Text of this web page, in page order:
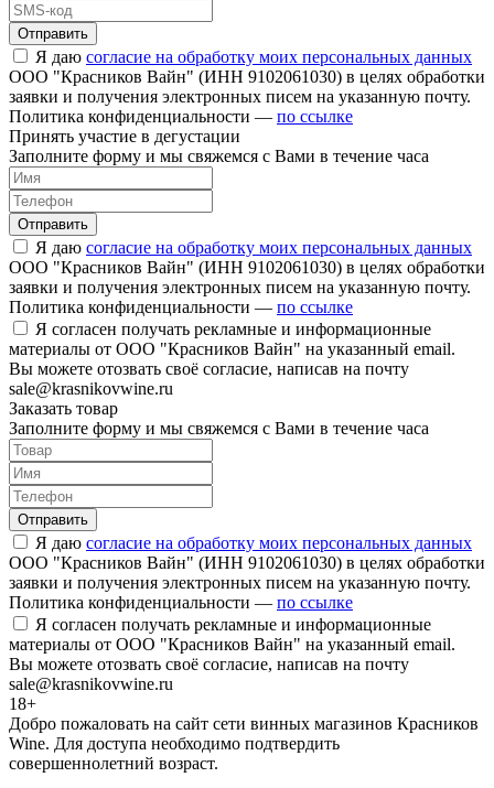
Отправить
Я даю согласие на обработку моих персональных данных
ООО "Красников Вайн" (ИНН 9102061030) в целях обработки
заявки и получения электронных писем на указанную почту.
Политика конфиденциальности — по ссылке
Принять участие в дегустации
Заполните форму и мы свяжемся с Вами в течение часа
Отправить
Я даю согласие на обработку моих персональных данных
ООО "Красников Вайн" (ИНН 9102061030) в целях обработки
заявки и получения электронных писем на указанную почту.
Политика конфиденциальности — по ссылке
Я согласен получать рекламные и информационные
материалы от ООО "Красников Вайн" на указанный email.
Вы можете отозвать своё согласие, написав на почту
sale@krasnikovwine.ru
Заказать товар
Заполните форму и мы свяжемся с Вами в течение часа
Отправить
Я даю согласие на обработку моих персональных данных
ООО "Красников Вайн" (ИНН 9102061030) в целях обработки
заявки и получения электронных писем на указанную почту.
Политика конфиденциальности — по ссылке
Я согласен получать рекламные и информационные
материалы от ООО "Красников Вайн" на указанный email.
Вы можете отозвать своё согласие, написав на почту
sale@krasnikovwine.ru
18+
Добро пожаловать на сайт сети винных магазинов Красников
Wine. Для доступа необходимо подтвердить
совершеннолетний возраст.